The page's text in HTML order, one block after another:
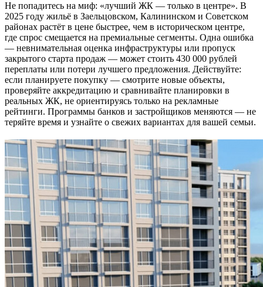
Не попадитесь на миф: «лучший ЖК — только в центре». В
2025 году жильё в Заельцовском, Калининском и Советском
районах растёт в цене быстрее, чем в историческом центре,
где спрос смещается на премиальные сегменты. Одна ошибка
— невнимательная оценка инфраструктуры или пропуск
закрытого старта продаж — может стоить 430 000 рублей
переплаты или потери лучшего предложения. Действуйте:
если планируете покупку — смотрите новые объекты,
проверяйте аккредитацию и сравнивайте планировки в
реальных ЖК, не ориентируясь только на рекламные
рейтинги. Программы банков и застройщиков меняются — не
теряйте время и узнайте о свежих вариантах для вашей семьи.